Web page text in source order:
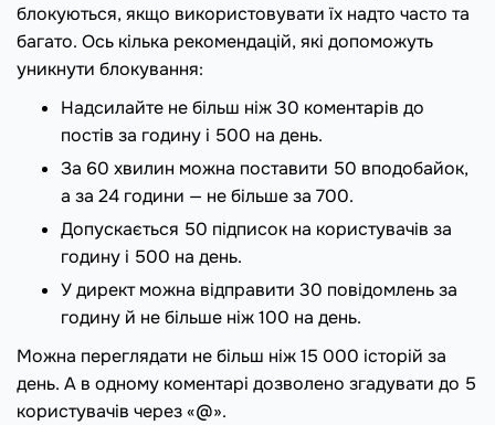
блокуються, якщо використовувати їх надто часто та
багато. Ось кілька рекомендацій, які допоможуть
уникнути блокування:
Надсилайте не більш ніж 30 коментарів до
постів за годину і 500 на день.
За 60 хвилин можна поставити 50 вподобайок,
а за 24 години — не більше за 700.
Допускається 50 підписок на користувачів за
годину і 500 на день.
У директ можна відправити 30 повідомлень за
годину й не більше ніж 100 на день.
Можна переглядати не більш ніж 15 000 історій за
день. А в одному коментарі дозволено згадувати до 5
користувачів через «@».